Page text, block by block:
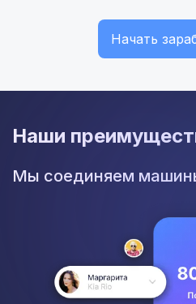
Начать
Наши
Мы соединяем